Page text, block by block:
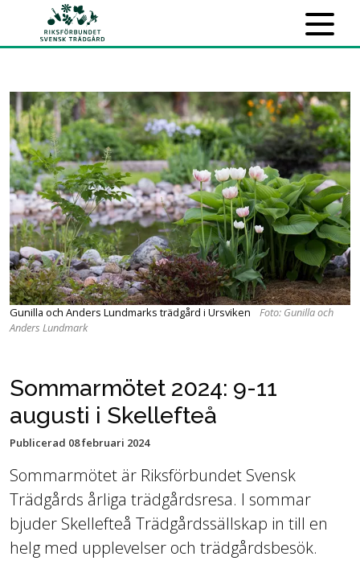
Gunilla och Anders Lundmarks trädgård i Ursviken
Foto: Gunilla och
Anders Lundmark
Sommarmötet 2024: 9-11
augusti i Skellefteå
Publicerad 08 februari 2024
Sommarmötet är Riksförbundet Svensk
Trädgårds årliga trädgårdsresa. I sommar
bjuder Skellefteå Trädgårdssällskap in till en
helg med upplevelser och trädgårdsbesök.